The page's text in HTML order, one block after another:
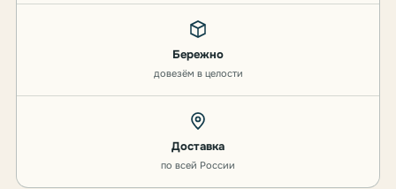
Бережно
довезём в целости
Доставка
по всей России